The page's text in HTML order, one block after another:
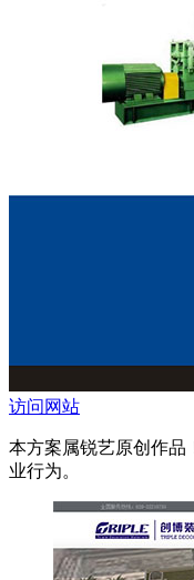
访问网站
本方案属锐艺原创作品
业行为。